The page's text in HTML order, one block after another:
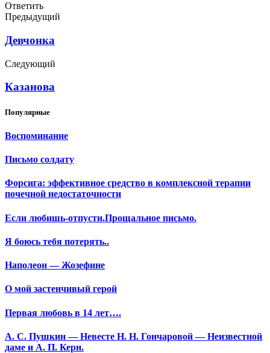
Ответить
Предыдущий
Девчонка
Следующий
Казанова
Популярные
Воспоминание
Письмо солдату
Форсига: эффективное средство в комплексной терапии
почечной недостаточности
Если любишь-отпусти.Прощальное письмо.
Я боюсь тебя потерять..
Наполеон — Жозефине
О мой застенчивый герой
Первая любовь в 14 лет….
А. С. Пушкин — Невесте Н. Н. Гончаровой — Неизвестной
даме и А. П. Керн.